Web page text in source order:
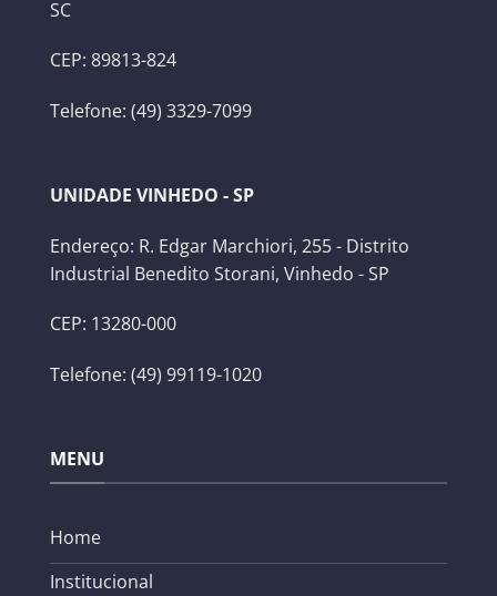
SC
CEP: 89813-824
Telefone: (49) 3329-7099
UNIDADE VINHEDO - SP
Endereço: R. Edgar Marchiori, 255 - Distrito
Industrial Benedito Storani, Vinhedo - SP
CEP: 13280-000
Telefone: (49) 99119-1020
MENU
Home
Institucional